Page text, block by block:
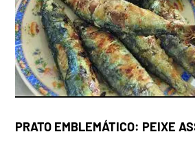
PRATO EMBLEMÁTICO: PEIXE